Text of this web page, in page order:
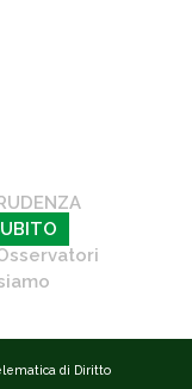
di Diritto